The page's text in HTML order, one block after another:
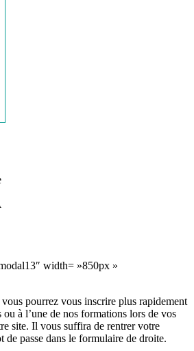
width= »850px »
vous pourrez vous inscrire plus rapidement
ou à l’une de nos formations lors de vos
site. Il vous suffira de rentrer votre
de passe dans le formulaire de droite.